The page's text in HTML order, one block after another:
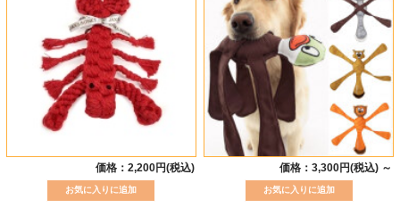
価格：2,200円(税込) 価格：3,300円(税込) ～